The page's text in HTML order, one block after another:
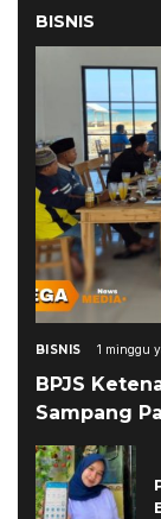
BISNIS
BISNIS 1 minggu
BPJS
Sampang